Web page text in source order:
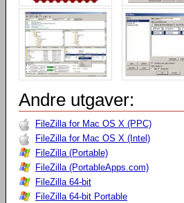
Andre utgaver:
FileZilla for Mac OS X (PPC)
FileZilla for Mac OS X (Intel)
FileZilla (Portable)
FileZilla (PortableApps.com)
FileZilla 64-bit
FileZilla 64-bit Portable